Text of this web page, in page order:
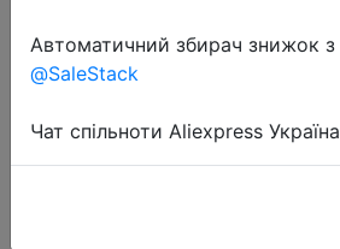
Music
Автоматичний збирач знижок з
@SaleStack
Чат спільноти Aliexpress Україна